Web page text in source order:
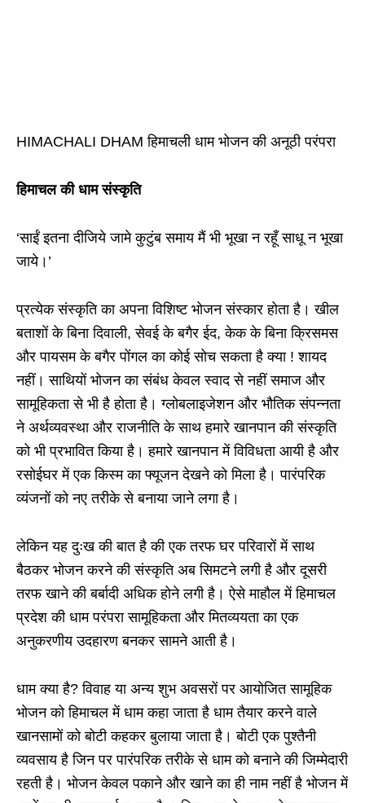
HIMACHALI DHAM हिमाचली धाम भोजन की अनूठी परंपरा
हिमाचल की धाम संस्कृति
‘साईं इतना दीजिये जामे कुटुंब समाय मैं भी भूखा न रहूँ साधू न भूखा
जाये।’
प्रत्येक संस्कृति का अपना विशिष्ट भोजन संस्कार होता है। खील
बताशों के बिना दिवाली, सेवई के बगैर ईद, केक के बिना क्रिसमस
और पायसम के बगैर पोंगल का कोई सोच सकता है क्या ! शायद
नहीं। साथियों भोजन का संबंध केवल स्वाद से नहीं समाज और
सामूहिकता से भी है होता है। ग्लोबलाइजेशन और भौतिक संपन्नता
ने अर्थव्यवस्था और राजनीति के साथ हमारे खानपान की संस्कृति
को भी प्रभावित किया है। हमारे खानपान में विविधता आयी है और
रसोईघर में एक किस्म का फ्यूजन देखने को मिला है। पारंपरिक
व्यंजनों को नए तरीके से बनाया जाने लगा है।
लेकिन यह दुःख की बात है की एक तरफ घर परिवारों में साथ
बैठकर भोजन करने की संस्कृति अब सिमटने लगी है और दूसरी
तरफ खाने की बर्बादी अधिक होने लगी है। ऐसे माहौल में हिमाचल
प्रदेश की धाम परंपरा सामूहिकता और मितव्ययता का एक
अनुकरणीय उदहारण बनकर सामने आती है।
धाम क्या है? विवाह या अन्य शुभ अवसरों पर आयोजित सामूहिक
भोजन को हिमाचल में धाम कहा जाता है धाम तैयार करने वाले
खानसामों को बोटी कहकर बुलाया जाता है। बोटी एक पुश्तैनी
व्यवसाय है जिन पर पारंपरिक तरीके से धाम को बनाने की जिम्मेदारी
रहती है। भोजन केवल पकाने और खाने का ही नाम नहीं है भोजन में